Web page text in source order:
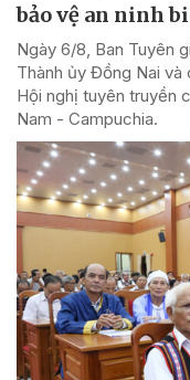
bảo vệ an ninh
Ngày 6/8, Ban Tuyên
Thành ủy Đồng Nai
Hội nghị tuyên truyền
Nam - Campuchia.